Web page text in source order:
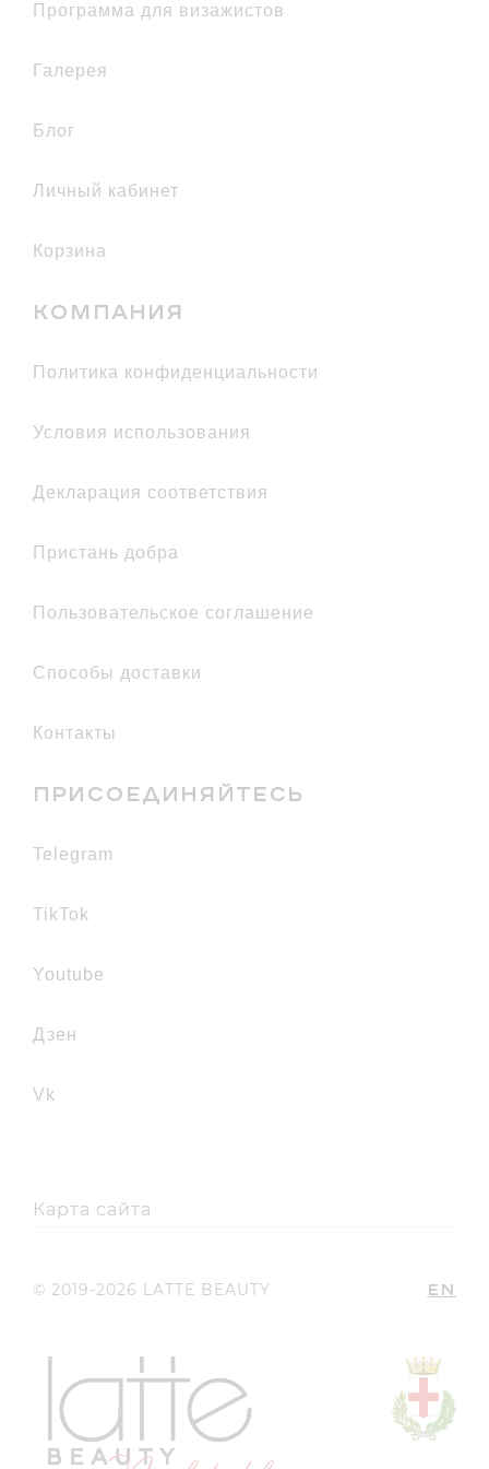
естественных образов.
– глубокий коричневый оттенок, который
Программа для визажистов
галерея
Блог
Личный кабинет
Корзина
КОМПАНИЯ
политика конфиденциальности
условия использования
декларация соответствия
Пристань добра
Пользовательское соглашение
Способы доставки
Контакты
ПРИСОЕДИНЯЙТЕСЬ
telegram
TikTok
youtube
дзен
vk
Карта сайта
© 2019-2026 LATTE BEAUTY EN